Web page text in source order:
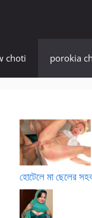
choti porokia
হোটেলে মা ছেলের